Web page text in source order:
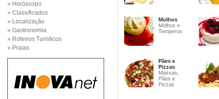
» Horóscopo
» Classificados
» Localização
» Gastronomia
» Roteiros Turísticos
» Praias
Molhos
Molhos e
Temperos
Pães e
Pizzas
Massas,
Pães e
Pizzas